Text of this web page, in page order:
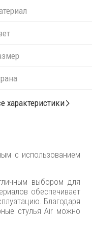
характеристики
с использованием
выбором для
обеспечивает
Благодаря
стулья Air можно